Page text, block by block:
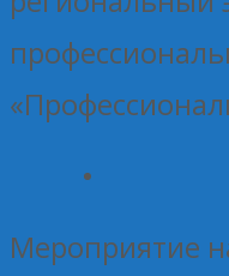
Мероприятие